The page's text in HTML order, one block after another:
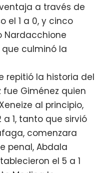
a través de
el 1 a 0, y cinco
Nardacchione
que culminó la
repitió la historia del
Giménez quien
al principio,
1, tanto que sirvió
comenzara
penal, Abdala
el 5 a 1